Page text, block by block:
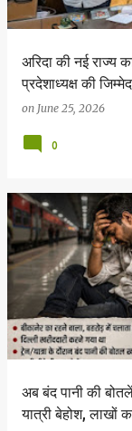
अरिदा की नई राज्य
प्रदेशाध्यक्ष की
on June 25, 2026
0
अब बंद पानी की
यात्री बेहोश, लाखों